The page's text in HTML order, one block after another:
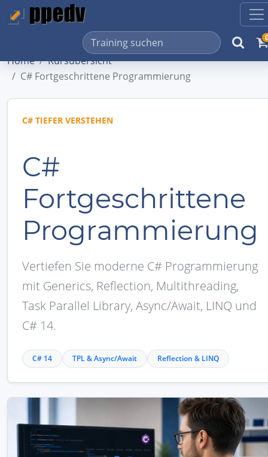
Home
Kursübersicht
C# Fortgeschrittene Programmierung
C# TIEFER VERSTEHEN
C#
Fortgeschrittene
Programmierung
Vertiefen Sie moderne C# Programmierung
mit Generics, Reflection, Multithreading,
Task Parallel Library, Async/Await, LINQ und
C# 14.
C# 14 TPL & Async/Await Reflection & LINQ